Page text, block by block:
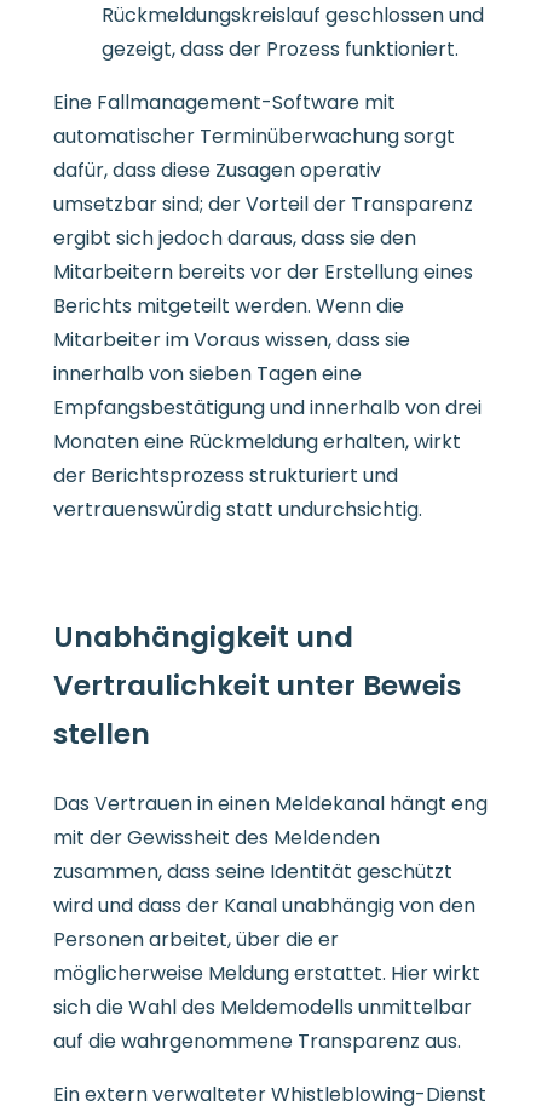
Rückmeldungskreislauf geschlossen und
gezeigt, dass der Prozess funktioniert.
Eine Fallmanagement-Software mit
automatischer Terminüberwachung sorgt
dafür, dass diese Zusagen operativ
umsetzbar sind; der Vorteil der Transparenz
ergibt sich jedoch daraus, dass sie den
Mitarbeitern bereits vor der Erstellung eines
Berichts mitgeteilt werden. Wenn die
Mitarbeiter im Voraus wissen, dass sie
innerhalb von sieben Tagen eine
Empfangsbestätigung und innerhalb von drei
Monaten eine Rückmeldung erhalten, wirkt
der Berichtsprozess strukturiert und
vertrauenswürdig statt undurchsichtig.
Unabhängigkeit und
Vertraulichkeit unter Beweis
stellen
Das Vertrauen in einen Meldekanal hängt eng
mit der Gewissheit des Meldenden
zusammen, dass seine Identität geschützt
wird und dass der Kanal unabhängig von den
Personen arbeitet, über die er
möglicherweise Meldung erstattet. Hier wirkt
sich die Wahl des Meldemodells unmittelbar
auf die wahrgenommene Transparenz aus.
Ein extern verwalteter Whistleblowing-Dienst